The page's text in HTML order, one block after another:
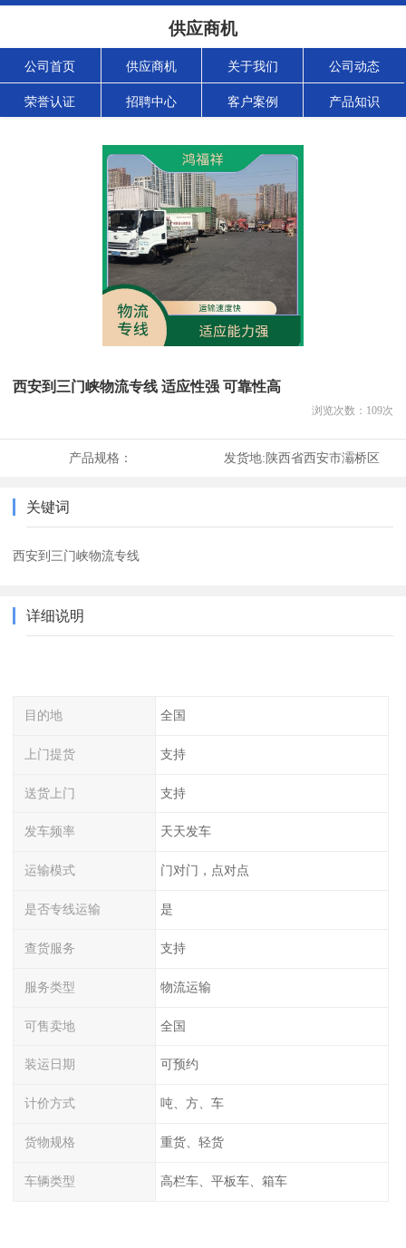
供应商机
公司首页 供应商机 关于我们 公司动态
荣誉认证 招聘中心 客户案例 产品知识
西安到三门峡物流专线 适应性强 可靠性高
浏览次数： 109次
产品规格： 发货地:陕西省西安市灞桥区
关键词
西安到三门峡物流专线
详细说明
目的地 全国
上门提货 支持
送货上门 支持
发车频率 天天发车
运输模式 门对门，点对点
是否专线运输 是
查货服务 支持
服务类型 物流运输
可售卖地 全国
装运日期 可预约
计价方式 吨、方、车
货物规格 重货、轻货
车辆类型 高栏车、平板车、箱车